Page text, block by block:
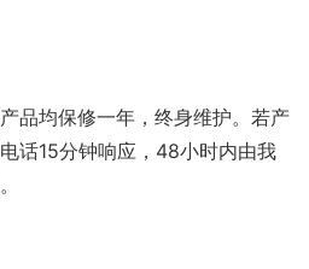
品均保修一年，终身维护。若产
话15分钟响应，48小时内由我